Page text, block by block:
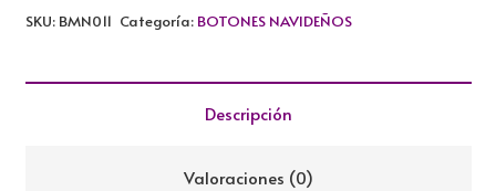
MADERA
SKU: BMN011 Categoría: BOTONES NAVIDEÑOS
Descripción
Valoraciones (0)